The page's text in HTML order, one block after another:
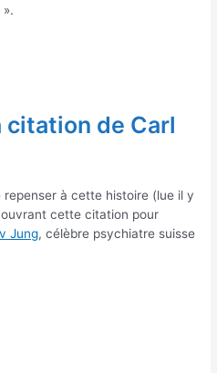
».
citation de Carl
repenser à cette histoire (lue il y
cette citation pour
Jung, célèbre psychiatre suisse